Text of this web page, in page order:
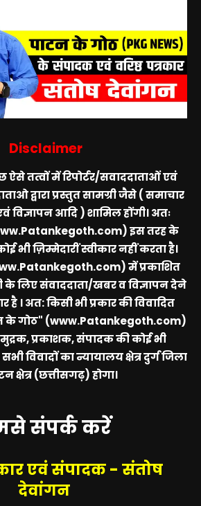
Disclaimer
तत्वों में रिपोर्टर/सवाददाताओं एवं
द्वारा प्रस्तुत सामग्री जैसे ( समाचार
विज्ञापन आदि ) शामिल होंगी। अतः
इस तरह के
भी ज़िम्मेदारीं स्वीकार नहीं करता है।
में प्रकाशित
के लिए संवाददाता/खबर व विज्ञापन देने
है । अत: किसी भी प्रकार की विवादित
के गोठ" (www.Patankegoth.com)
प्रकाशक, संपादक की कोई भी
विवादों का न्यायालय क्षेत्र दुर्ग जिला
क्षेत्र (छत्तीसगढ़) होगा।
संपर्क करें
एवं संपादक - संतोष
देवांगन